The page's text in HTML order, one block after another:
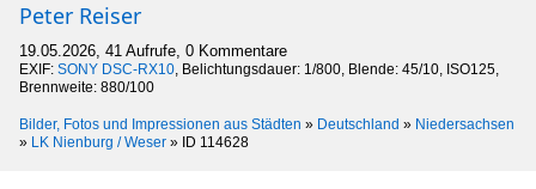
Peter Reiser
19.05.2026, 41 Aufrufe, 0 Kommentare
EXIF: SONY DSC-RX10, Belichtungsdauer: 1/800, Blende: 45/10, ISO125,
Brennweite: 880/100
Bilder, Fotos und Impressionen aus Städten » Deutschland » Niedersachsen
» LK Nienburg / Weser » ID 114628